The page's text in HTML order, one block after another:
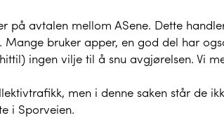
på avtalen mellom ASene. Dette
bruker apper, en god del har
ingen vilje til å snu avgjørelsen. Vi
men i denne saken står de
i Sporveien.